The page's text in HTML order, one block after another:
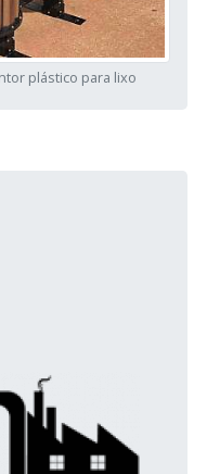
plástico para lixo